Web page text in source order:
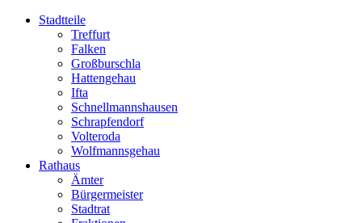
Stadtteile
Treffurt
Falken
Großburschla
Hattengehau
Ifta
Schnellmannshausen
Schrapfendorf
Volteroda
Wolfmannsgehau
Rathaus
Ämter
Bürgermeister
Stadtrat